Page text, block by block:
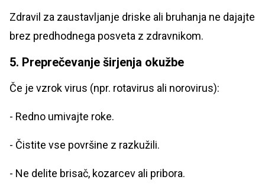
Zdravil za zaustavljanje driske ali bruhanja ne dajajte
brez predhodnega posveta z zdravnikom.
5. Preprečevanje širjenja okužbe
Če je vzrok virus (npr. rotavirus ali norovirus):
- Redno umivajte roke.
- Čistite vse površine z razkužili.
- Ne delite brisač, kozarcev ali pribora.